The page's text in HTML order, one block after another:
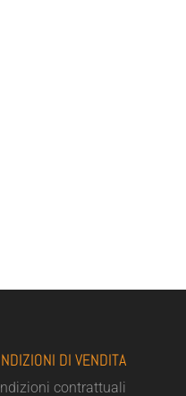
DI VENDITA
contrattuali